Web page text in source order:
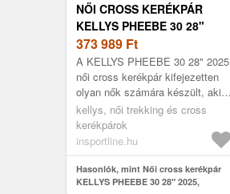
NŐI CROSS KERÉKPÁR
KELLYS PHEEBE 30 28"
2025, SHIMANO CUES 18
SEBESSÉGES VÁLTÓ, SR
SUNTOUR RUGÓVILLA
373 989 Ft
A KELLYS PHEEBE 30 28" 2025
női cross kerékpár kifejezetten
olyan nők számára készült, akik
a kényelem, a teljesítmény és a
stílus ideális kombinác...
kellys, női trekking és cross
kerékpárok
insportline.hu
Hasonlók, mint Női cross kerékpár
KELLYS PHEEBE 30 28" 2025,